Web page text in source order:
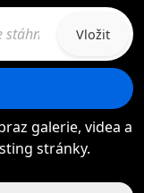
Vložit
galerie, videa a
stránky.